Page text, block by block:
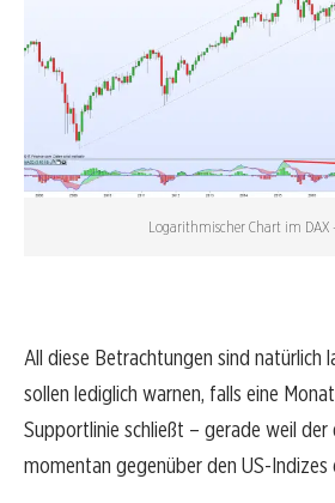
Logarithmischer Chart im DAX
All diese Betrachtungen sind natürlich
sollen lediglich warnen, falls eine
Supportlinie schließt – gerade weil
momentan gegenüber den US-Indizes